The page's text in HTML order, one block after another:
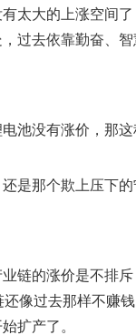
太大的上涨空间
过去依靠勤奋、
池没有涨价，那
是那个欺上压下
链的涨价是不排
像过去那样不赚
扩产了。